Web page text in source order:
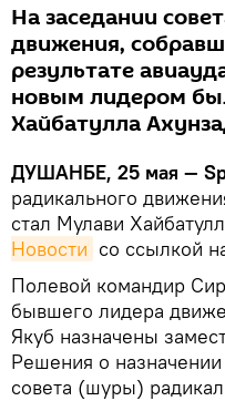
На заседании
движения,
результате
новым лидером
Хайбатулла
ДУШАНБЕ, 25 мая —
радикального
стал Мулави
Новости со ссылкой
Полевой командир
бывшего лидера
Якуб назначены
Решения о
совета (шуры)